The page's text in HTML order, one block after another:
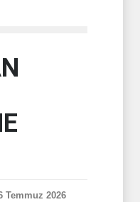
Temmuz 2026